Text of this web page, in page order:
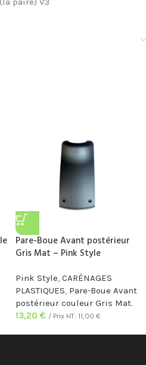
Pare-Boue Avant postérieur
Gris Mat – Pink Style
Pink Style, CARÉNAGES
PLASTIQUES, Pare-Boue Avant
postérieur couleur Gris Mat.
13,20 € / Prix HT: 11,00 €